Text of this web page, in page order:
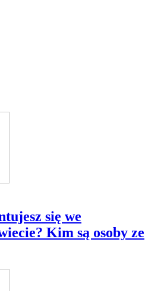
się we
Kim są osoby ze